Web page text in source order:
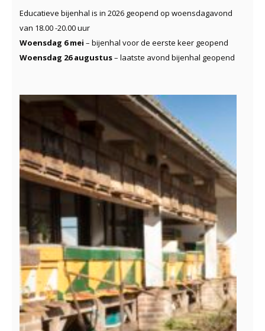
Educatieve bijenhal is in 2026 geopend op woensdagavond
van 18.00 -20.00 uur
Woensdag 6 mei – bijenhal voor de eerste keer geopend
Woensdag 26 augustus– laatste avond bijenhal geopend